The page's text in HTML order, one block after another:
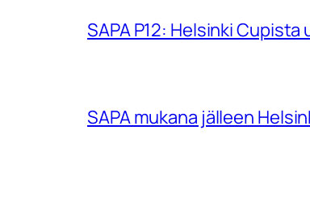
SAPA P12: Helsinki
SAPA mukana jälleen